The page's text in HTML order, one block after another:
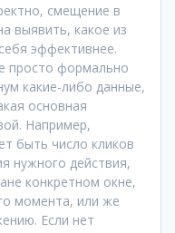
смещение в
выявить, какое из
эффективнее.
просто формально
какие-либо данные,
основная
Например,
быть число кликов
нужного действия,
конкретном окне,
момента, или же
Если нет